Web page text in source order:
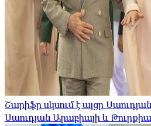
Շարիֆը սկսում է այցը
Սաուդյան Արաբիայի և